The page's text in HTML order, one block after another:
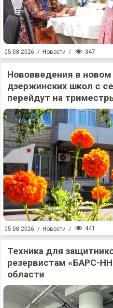
05.08.2026 / Новости / 347
Нововведения в новом
дзержинских школ с
перейдут на
05.08.2026 / Новости / 441
Техника для
резервистам «БАРС-
области